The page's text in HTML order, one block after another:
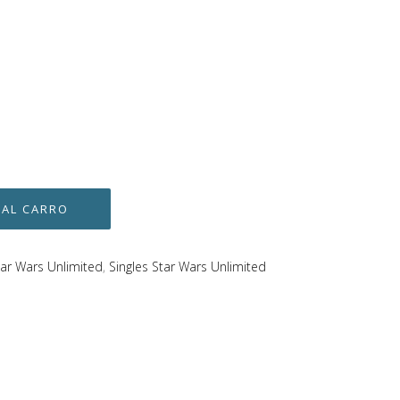
Wars Unlimited, Singles Star Wars Unlimited